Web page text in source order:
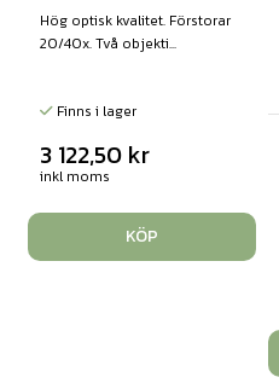
Hög optisk kvalitet. Förstorar
20/40x. Två objekti...
Finns i lager
3 122,50 kr
inkl moms
KÖP